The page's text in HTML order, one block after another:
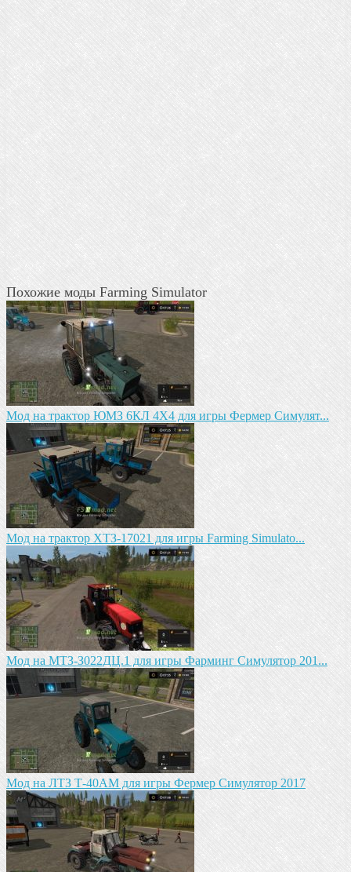
Похожие моды Farming Simulator
Мод на трактор ЮМЗ 6КЛ 4X4 для игры Фермер Симулят...
Mод на трактор ХТЗ-17021 для игры Farming Simulato...
Mод на MTЗ-З022ДЦ.1 для игры Фарминг Симулятор 201...
Мод на ЛТЗ Т-40АМ для игры Фермер Симулятор 2017